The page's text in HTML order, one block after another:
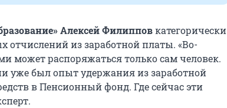
Алексей Филипповкатегорически
отчислений из заработной платы. «Во-
может распоряжаться только сам человек.
уже был опыт удержания из заработной
в Пенсионный фонд. Где сейчас эти